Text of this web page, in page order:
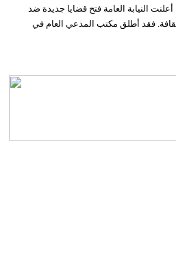
النيابة العامة فتح قضايا جديدة ضد
فقد أطلق مكتب المدعي العام في